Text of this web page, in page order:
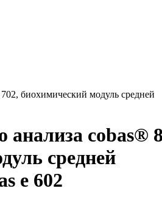
биохимический модуль средней
cobas®
средней
e 602